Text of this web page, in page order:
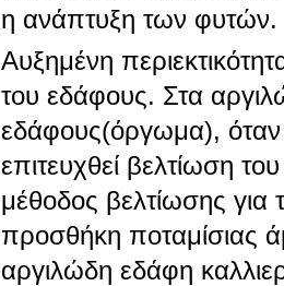
η ανάπτυξη των φυτών.
Αυξημένη
του εδάφους. Στα
εδάφους(όργωμα), όταν
επιτευχθεί βελτίωση
μέθοδος βελτίωσης για
προσθήκη ποταμίσιας
αργιλώδη εδάφη